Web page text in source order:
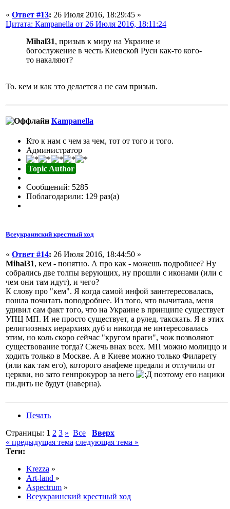
« Ответ #13: 26 Июля 2016, 18:29:45 »
Цитата: Кampanella от 26 Июля 2016, 18:11:24
Mihal31, призыв к миру на Украине и
богослужение в честь Киевской Руси как-то кого-
то накаляют?
То. кем и как это делается а не сам призыв.
Кampanella
Кто к нам с чем за чем, тот от того и того.
Администратор
Topic Author
Сообщений: 5285
Поблагодарили: 129 раз(а)
Всеукраинский крестный ход
« Ответ #14: 26 Июля 2016, 18:44:50 »
Mihal31, кем - понятно. А про как - можешь подробнее? Ну
собрались две толпы верующих, ну прошли с иконами (или с
чем они там идут), и чего?
К слову про "кем". Я когда самой инфой заинтересовалась,
пошла почитать поподробнее. Из того, что вычитала, меня
удивил сам факт того, что на Украине в принципе существует
УПЦ МП. И не просто существует, а рулед, такскать. Я в этих
религиозных иерархиях дуб и никогда не интересовалась
этим, но коль скоро сейчас "кругом враги", чож позволяют
существование тогда? Сжечь внах всех. МП можно молиццо и
ходить только в Москве. А в Киеве можно только Филарету
(или как там его), которого анафеме предали и отлучили от
церкви, но зато генпрокурор за него
поэтому его нацики
пи.дить не будут (наверна).
Печать
Страницы: 1 2 3 » Все
Вверх
« предыдущая тема следующая тема »
Теги:
Krezza »
Art-land »
Aspectrum »
Всеукраинский крестный ход